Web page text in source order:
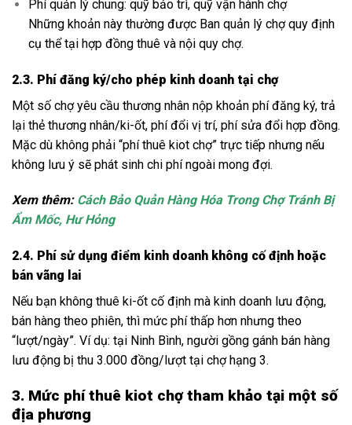
Phí quản lý chung: quỹ bảo trì, quỹ vận hành chợ
Những khoản này thường được Ban quản lý chợ quy định
cụ thể tại hợp đồng thuê và nội quy chợ.
2.3. Phí đăng ký/cho phép kinh doanh tại chợ
Một số chợ yêu cầu thương nhân nộp khoản phí đăng ký, trả
lại thẻ thương nhân/ki-ốt, phí đổi vị trí, phí sửa đổi hợp đồng.
Mặc dù không phải “phí thuê kiot chợ” trực tiếp nhưng nếu
không lưu ý sẽ phát sinh chi phí ngoài mong đợi.
Xem thêm: Cách Bảo Quản Hàng Hóa Trong Chợ Tránh Bị
Ẩm Mốc, Hư Hỏng
2.4. Phí sử dụng điểm kinh doanh không cố định hoặc
bán vãng lai
Nếu bạn không thuê ki-ốt cố định mà kinh doanh lưu động,
bán hàng theo phiên, thì mức phí thấp hơn nhưng theo
“lượt/ngày”. Ví dụ: tại Ninh Bình, người gồng gánh bán hàng
lưu động bị thu 3.000 đồng/lượt tại chợ hạng 3.
3. Mức phí thuê kiot chợ tham khảo tại một số
địa phương